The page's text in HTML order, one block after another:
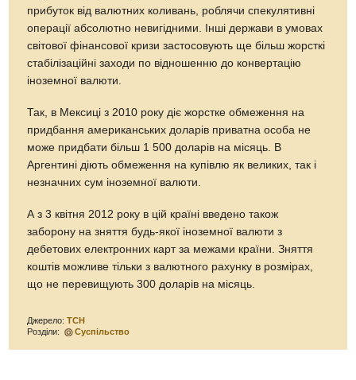
прибуток від валютних коливань, роблячи спекулятивні
операції абсолютно невигідними. Інші держави в умовах
світової фінансової кризи застосовують ще більш жорсткі
стабілізаційні заходи по відношенню до конвертацію
іноземної валюти.
Так, в Мексиці з 2010 року діє жорстке обмеження на
придбання американських доларів приватна особа не
може придбати більш 1 500 доларів на місяць. В
Аргентині діють обмеження на купівлю як великих, так і
незначних сум іноземної валюти.
А з 3 квітня 2012 року в цій країні введено також
заборону на зняття будь-якої іноземної валюти з
дебетових електронних карт за межами країни. Зняття
коштів можливе тільки з валютного рахунку в розмірах,
що не перевищують 300 доларів на місяць.
Джерело:ТСН
Розділи:
Суспільство